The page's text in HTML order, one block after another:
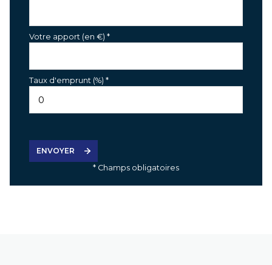
Votre apport (en €) *
Taux d'emprunt (%) *
ENVOYER
* Champs obligatoires